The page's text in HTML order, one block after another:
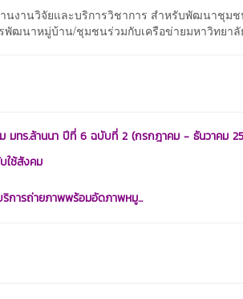
านงานวิจัยและบริการวิชาการ สำหรับพัฒนาชุ
พัฒนาหมู่บ้าน/ชุมชนร่วมกับเครือข่ายมหาวิทยา
ม มทร.ล้านนา ปีที่ 6 ฉบับที่ 2 (กรกฎาคม - ธันวาคม
ใช้สังคม
การถ่ายภาพพร้อมอัดภาพหมู...